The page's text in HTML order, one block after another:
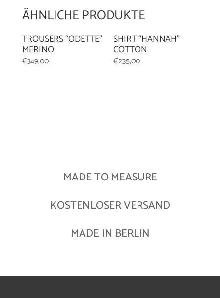
ÄHNLICHE PRODUKTE
TROUSERS “ODETTE”
MERINO
€349,00
SHIRT “HANNAH”
COTTON
€235,00
MADE TO MEASURE
KOSTENLOSER VERSAND
MADE IN BERLIN